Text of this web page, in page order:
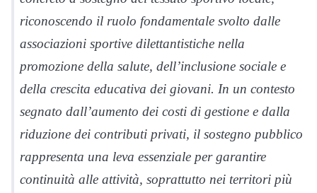
riconoscendo il ruolo fondamentale svolto dalle
associazioni sportive dilettantistiche nella
promozione della salute, dell’inclusione sociale e
della crescita educativa dei giovani. In un contesto
segnato dall’aumento dei costi di gestione e dalla
riduzione dei contributi privati, il sostegno pubblico
rappresenta una leva essenziale per garantire
continuità alle attività, soprattutto nei territori più